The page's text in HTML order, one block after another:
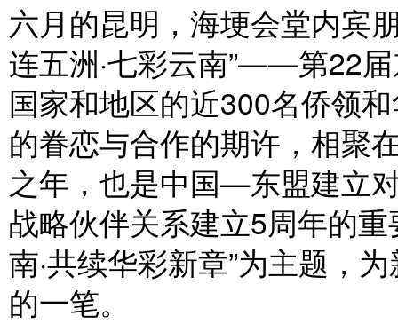
六月的昆明，海埂会堂内宾
连五洲·七彩云南”——第22
国家和地区的近300名侨领
的眷恋与合作的期许，相聚
之年，也是中国—东盟建立
战略伙伴关系建立5周年的
南·共续华彩新章”为主题，
的一笔。